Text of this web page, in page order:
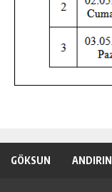
GÖKSUN ANDIRIN